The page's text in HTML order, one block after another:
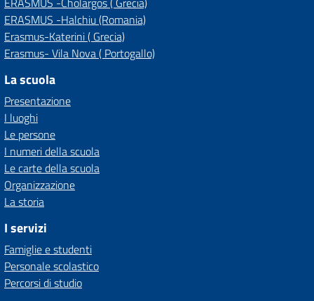
ERASMUS -Halchiu (Romania)
Erasmus-Katerini ( Grecia)
Erasmus- Vila Nova ( Portogallo)
La scuola
Presentazione
I luoghi
Le persone
I numeri della scuola
Le carte della scuola
Organizzazione
La storia
I servizi
Famiglie e studenti
Personale scolastico
Percorsi di studio